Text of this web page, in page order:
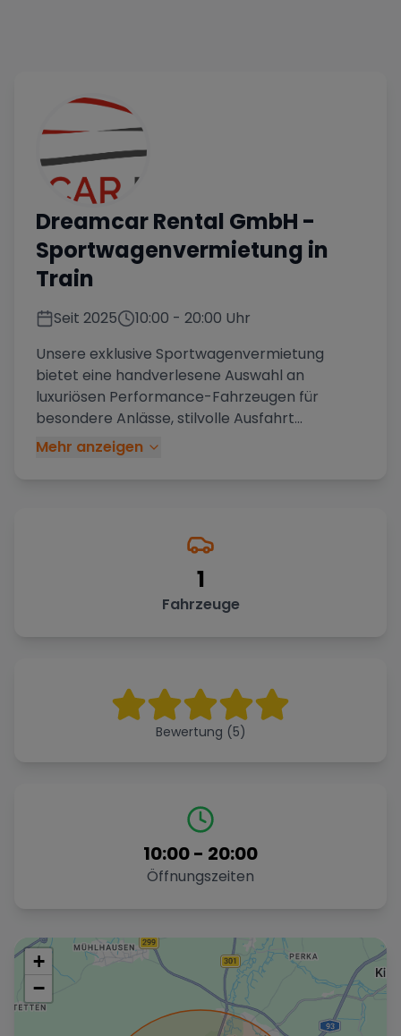
Dreamcar Rental GmbH -
Sportwagenvermietung in
Train
Seit 2025 10:00 - 20:00 Uhr
Unsere exklusive Sportwagenvermietung
bietet eine handverlesene Auswahl an
luxuriösen Performance-Fahrzeugen für
besondere Anlässe, stilvolle Ausfahrt...
Mehr anzeigen
1
Fahrzeuge
Bewertung (5)
10:00- 20:00
Öffnungszeiten
+
−